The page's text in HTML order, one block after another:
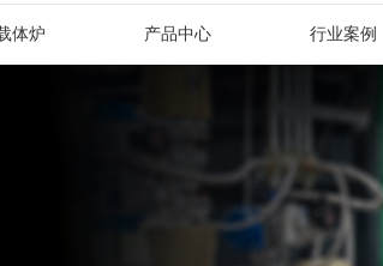
体炉 产品中心 行业案例